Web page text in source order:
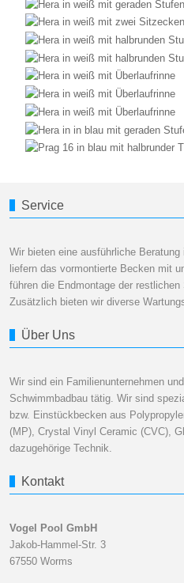
Service
Wir bieten eine ausführliche
liefern das vormontierte Becken mit
führen die Endmontage der
Zusätzlich bieten wir diverse
Über Uns
Wir sind ein Familienunternehmen
Schwimmbadbau tätig. Wir sind
bzw. Einstückbecken aus
(MP), Crystal Vinyl Ceramic (CVC),
dazugehörige Technik.
Kontakt
Vogel Pool GmbH
Jakob-Hammel-Str. 3
67550 Worms